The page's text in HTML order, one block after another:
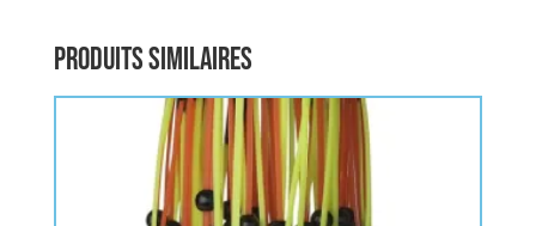
Produits similaires